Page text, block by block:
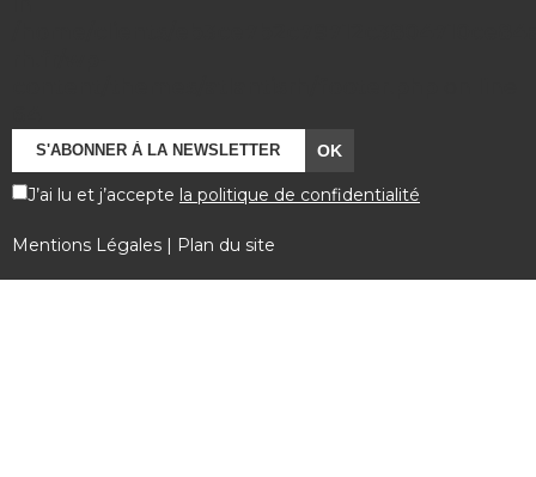
J’ai lu et j’accepte la politique de confidentialité
Mentions Légales | Plan du site